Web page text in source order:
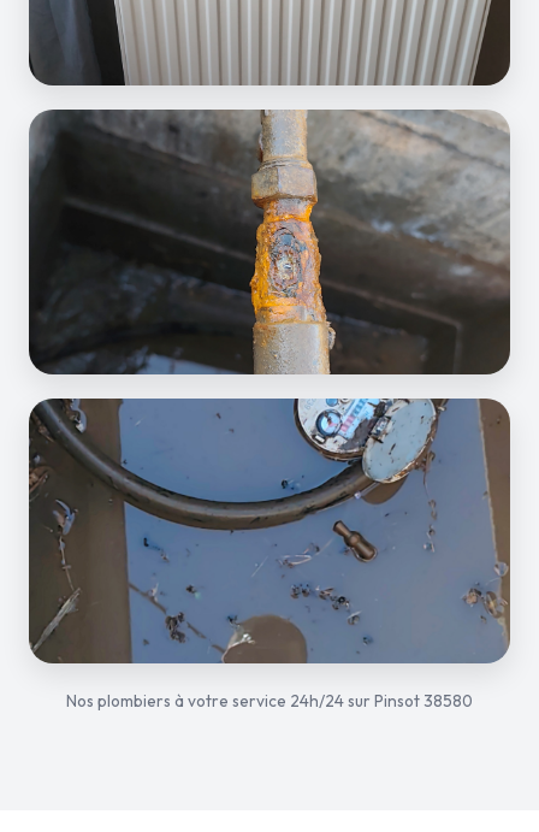
Nos plombiers à votre service 24h/24 sur Pinsot 38580